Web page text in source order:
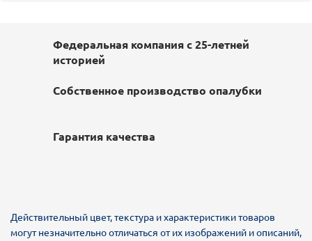
Федеральная компания с 25-летней
историей
Собственное производство опалубки
Гарантия качества
Действительный цвет, текстура и характеристики товаров
могут незначительно отличаться от их изображений и описаний,